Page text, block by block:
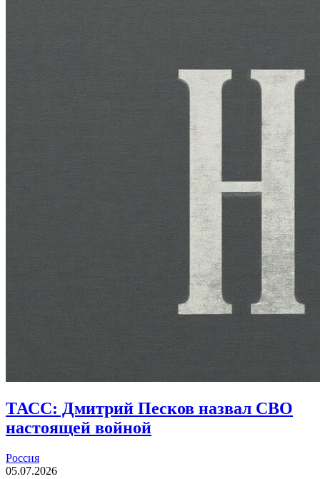
ТАСС: Дмитрий Песков назвал СВО
настоящей войной
Россия
05.07.2026